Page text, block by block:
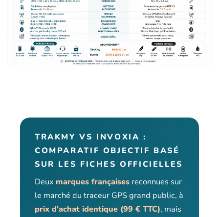
TRAKMY VS INVOXIA :
COMPARATIF OBJECTIF BASÉ
SUR LES FICHES OFFICIELLES
Deux marques françaises reconnues sur
le marché du traceur GPS grand public, à
prix d'achat identique (99 € TTC), mais